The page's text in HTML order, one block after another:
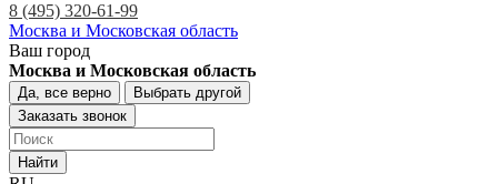
8 (495) 320-61-99
Москва и Московская область
Ваш город
Москва и Московская область
Да, все верно
Выбрать другой
Заказать звонок
Найти